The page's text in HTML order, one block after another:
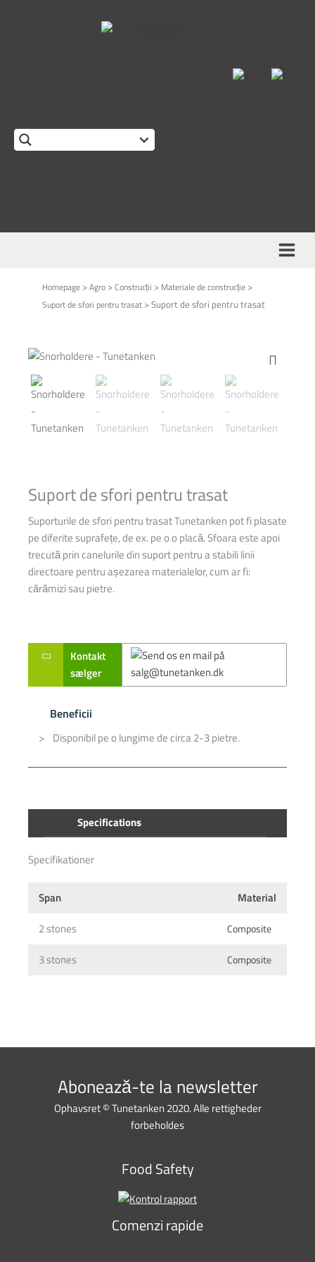
Homepage >Agro >Construcții > Materiale de construcție >
Suport de sfori pentru trasat >Suport de sfori pentru trasat
Suport de sfori pentru trasat
Suporturile de sfori pentru trasat Tunetanken pot fi plasate
pe diferite suprafețe, de ex. pe o o placă. Sfoara este apoi
trecută prin canelurile din suport pentru a stabili linii
directoare pentru așezarea materialelor, cum ar fi:
cărămizi sau pietre.
Kontakt
sælger
Beneficii
Disponibil pe o lungime de circa 2-3 pietre.
Specifications
Specifikationer
Span
Material
2 stones
Composite
3 stones Composite
Abonează-te la newsletter
Ophavsret © Tunetanken 2020. Alle rettigheder
forbeholdes
Food Safety
Comenzi rapide
This form is temporarily unavailable.
This form is temporarily unavailable.